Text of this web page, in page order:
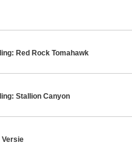
Red Rock Tomahawk
Stallion Canyon
Versie